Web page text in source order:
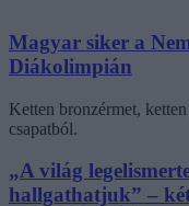
Magyar siker a
Diákolimpián
Ketten bronzérmet,
csapatból.
„A világ
hallgathatjuk” –